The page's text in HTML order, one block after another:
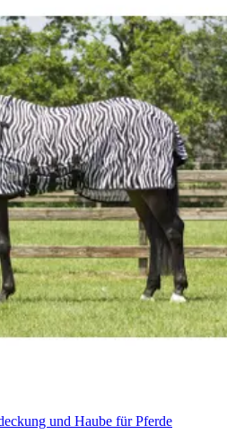
und Haube für Pferde